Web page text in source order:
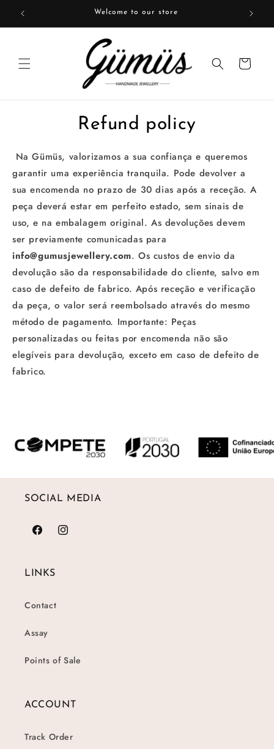
Skip to
content
Welcome to our store
Cart
Refund policy
Na Gümüs, valorizamos a sua confiança e queremos
garantir uma experiência tranquila. Pode devolver a
sua encomenda no prazo de 30 dias após a receção. A
peça deverá estar em perfeito estado, sem sinais de
uso, e na embalagem original. As devoluções devem
ser previamente comunicadas para
info@gumusjewellery.com. Os custos de envio da
devolução são da responsabilidade do cliente, salvo em
caso de defeito de fabrico. Após receção e verificação
da peça, o valor será reembolsado através do mesmo
método de pagamento. Importante: Peças
personalizadas ou feitas por encomenda não são
elegíveis para devolução, exceto em caso de defeito de
fabrico.
SOCIAL MEDIA
FacebookInstagram
LINKS
Contact
Assay
Points of Sale
ACCOUNT
Track Order